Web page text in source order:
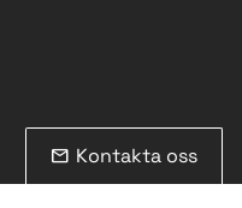
mail Kontakta oss